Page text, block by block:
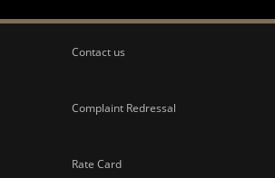
Contact us
Complaint Redressal
Rate Card